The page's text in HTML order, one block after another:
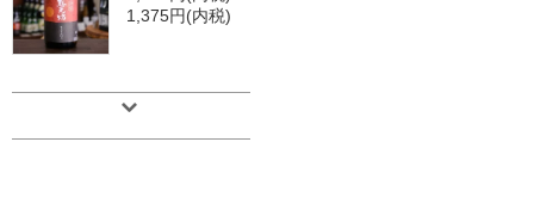
1,375円(内税)